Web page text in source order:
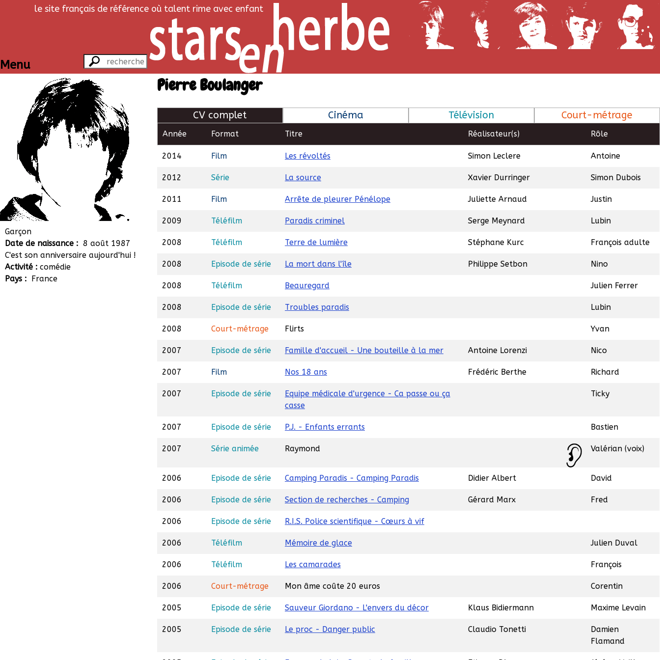
le site français de référence où talent rime avec enfant
Menu
Pierre Boulanger
Garçon
Date de naissance : 8 août 1987
C'est son anniversaire aujourd'hui !
Activité : comédie
Pays : France
Pierre Boulanger
CV complet Cinéma Télévision Court-métrage
Année Format Titre Réalisateur(s) Rôle
2014 Film Les révoltés Simon Leclere Antoine
2012 Série La source Xavier Durringer Simon Dubois
2011 Film Arrête de pleurer Pénélope Juliette Arnaud Justin
2009 Téléfilm Paradis criminel Serge Meynard Lubin
2008 Téléfilm Terre de lumière Stéphane Kurc François adulte
2008 Episode de série La mort dans l'île Philippe Setbon Nino
2008 Téléfilm Beauregard Julien Ferrer
2008 Episode de série Troubles paradis Lubin
2008 Court-métrage Flirts Yvan
2007 Episode de série Famille d'accueil - Une bouteille à la mer Antoine Lorenzi Nico
2007 Film Nos 18 ans Frédéric Berthe Richard
2007 Episode de série
Equipe médicale d'urgence - Ca passe ou ça
casse
Ticky
2007 Episode de série P.J. - Enfants errants Bastien
2007 Série animée Raymond Valérian (voix)
2006 Episode de série Camping Paradis - Camping Paradis Didier Albert David
2006 Episode de série Section de recherches - Camping Gérard Marx Fred
2006 Episode de série R.I.S. Police scientifique - Cœurs à vif
2006 Téléfilm Mémoire de glace Julien Duval
2006 Téléfilm Les camarades François
2006 Court-métrage Mon âme coûte 20 euros Corentin
2005 Episode de série Sauveur Giordano - L'envers du décor Klaus Bidiermann Maxime Levain
2005 Episode de série Le proc - Danger public Claudio Tonetti
Damien
Flamand